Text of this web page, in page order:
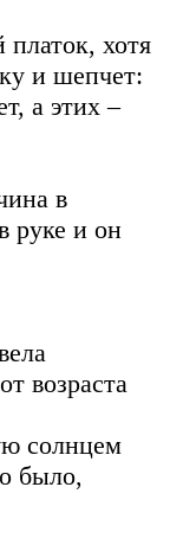
хотя
и шепчет:
а этих –
в
руке и он
возраста
солнцем
было,